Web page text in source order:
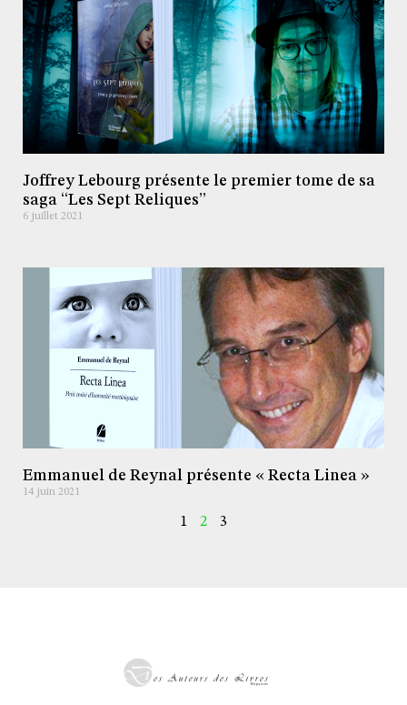
Joffrey Lebourg présente le premier tome de sa
saga “Les Sept Reliques”
6 juillet 2021
Emmanuel de Reynal présente « Recta Linea »
14 juin 2021
1 2 3